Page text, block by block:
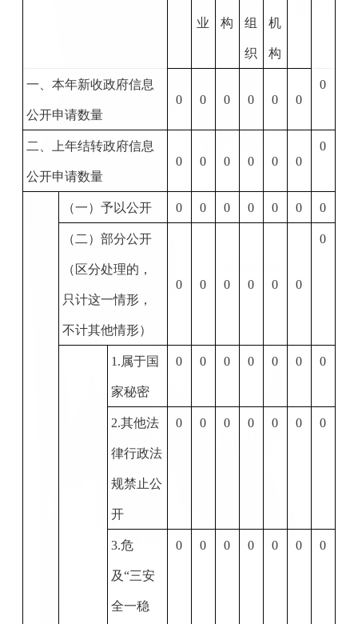
业 构 组
织
机
构
一、本年新收政府信息
公开申请数量
0 0 0 0 0 0
0
二、上年结转政府信息
公开申请数量
0 0 0 0 0 0
0
（一）予以公开 0 0 0 0 0 0 0
（二）部分公开
（区分处理的，
只计这一情形，
不计其他情形）
0 0 0 0 0 0
0
1.属于国
家秘密
0 0 0 0 0 0 0
2.其他法
律行政法
规禁止公
开
0 0 0 0 0 0 0
3.危
及“三安
全一稳
0 0 0 0 0 0 0